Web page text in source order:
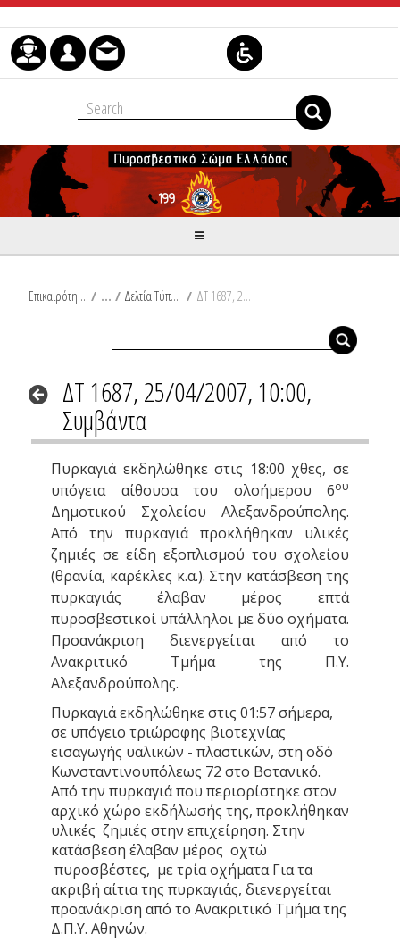
Μετάβαση στο περιεχόμενο
Επικαιρότητα / Δελτία Τύπου / ΔΤ 1687, 25/04/2007, 10:00, Συμβάντα
ΔΤ 1687, 25/04/2007, 10:00,
Συμβάντα
Πυρκαγιά εκδηλώθηκε στις 18:00 χθες, σε
υπόγεια αίθουσα του ολοήμερου 6ου
Δημοτικού Σχολείου Αλεξανδρούπολης.
Από την πυρκαγιά προκλήθηκαν υλικές
ζημιές σε είδη εξοπλισμού του σχολείου
(θρανία, καρέκλες κ.α.). Στην κατάσβεση της
πυρκαγιάς έλαβαν μέρος επτά
πυροσβεστικοί υπάλληλοι με δύο οχήματα.
Προανάκριση διενεργείται από το
Ανακριτικό Τμήμα της Π.Υ.
Αλεξανδρούπολης.
Πυρκαγιά εκδηλώθηκε στις 01:57 σήμερα,
σε υπόγειο τριώροφης βιοτεχνίας
εισαγωγής υαλικών - πλαστικών, στη οδό
Κωνσταντινουπόλεως 72 στο Βοτανικό.
Από την πυρκαγιά που περιορίστηκε στον
αρχικό χώρο εκδήλωσής της, προκλήθηκαν
υλικές ζημιές στην επιχείρηση. Στην
κατάσβεση έλαβαν μέρος οχτώ
πυροσβέστες, με τρία οχήματα Για τα
ακριβή αίτια της πυρκαγιάς, διενεργείται
προανάκριση από το Ανακριτικό Τμήμα της
Δ.Π.Υ. Αθηνών.